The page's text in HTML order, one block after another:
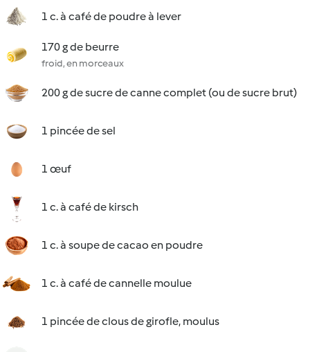
1 c. à café de poudre à lever
170 g de beurre
froid, en morceaux
200 g de sucre de canne complet (ou de sucre brut)
1 pincée de sel
1 œuf
1 c. à café de kirsch
1 c. à soupe de cacao en poudre
1 c. à café de cannelle moulue
1 pincée de clous de girofle, moulus